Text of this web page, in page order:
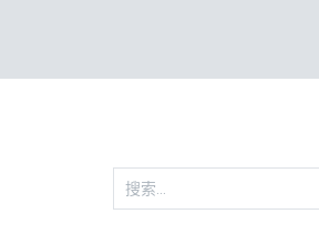
搜
索：